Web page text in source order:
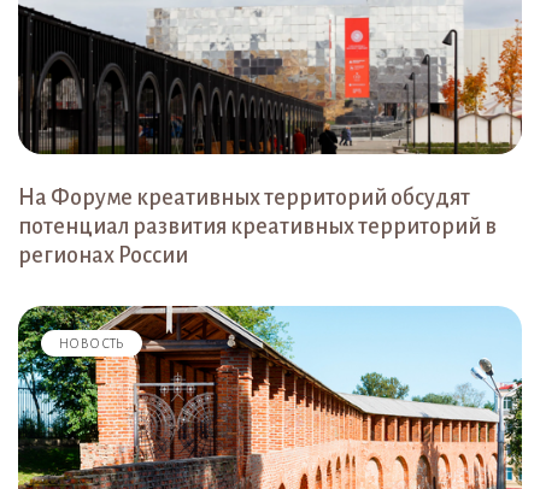
На Форуме креативных территорий обсудят
потенциал развития креативных территорий в
регионах России
НОВОСТЬ